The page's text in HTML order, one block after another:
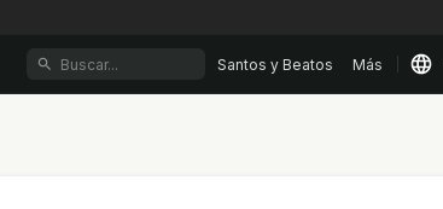
Santos y Beatos Más